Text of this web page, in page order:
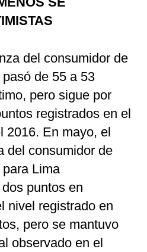
del consumidor de
de 55 a 53
pero sigue por
registrados en el
2016. En mayo, el
del consumidor de
Lima
puntos en
nivel registrado en
pero se mantuvo
observado en el